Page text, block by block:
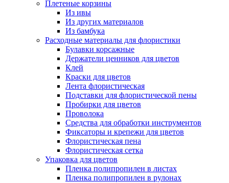
Плетеные корзины
Из ивы
Из других материалов
Из бамбука
Расходные материалы для флористики
Булавки корсажные
Держатели ценников для цветов
Клей
Краски для цветов
Лента флористическая
Подставки для флористической пены
Пробирки для цветов
Проволока
Средства для обработки инструментов
Фиксаторы и крепежи для цветов
Флористическая пена
Флористическая сетка
Упаковка для цветов
Пленка полипропилен в листах
Пленка полипропилен в рулонах